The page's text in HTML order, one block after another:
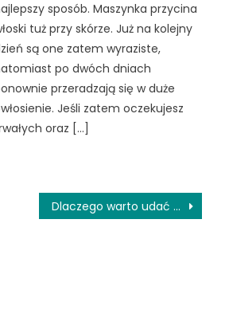
sposób. Maszynka przycina
tuż przy skórze. Już na kolejny
są one zatem wyraziste,
po dwóch dniach
przeradzają się w duże
Jeśli zatem oczekujesz
oraz […]
Dlaczego warto udać się do kliniki okulistycznej w Krakowie?